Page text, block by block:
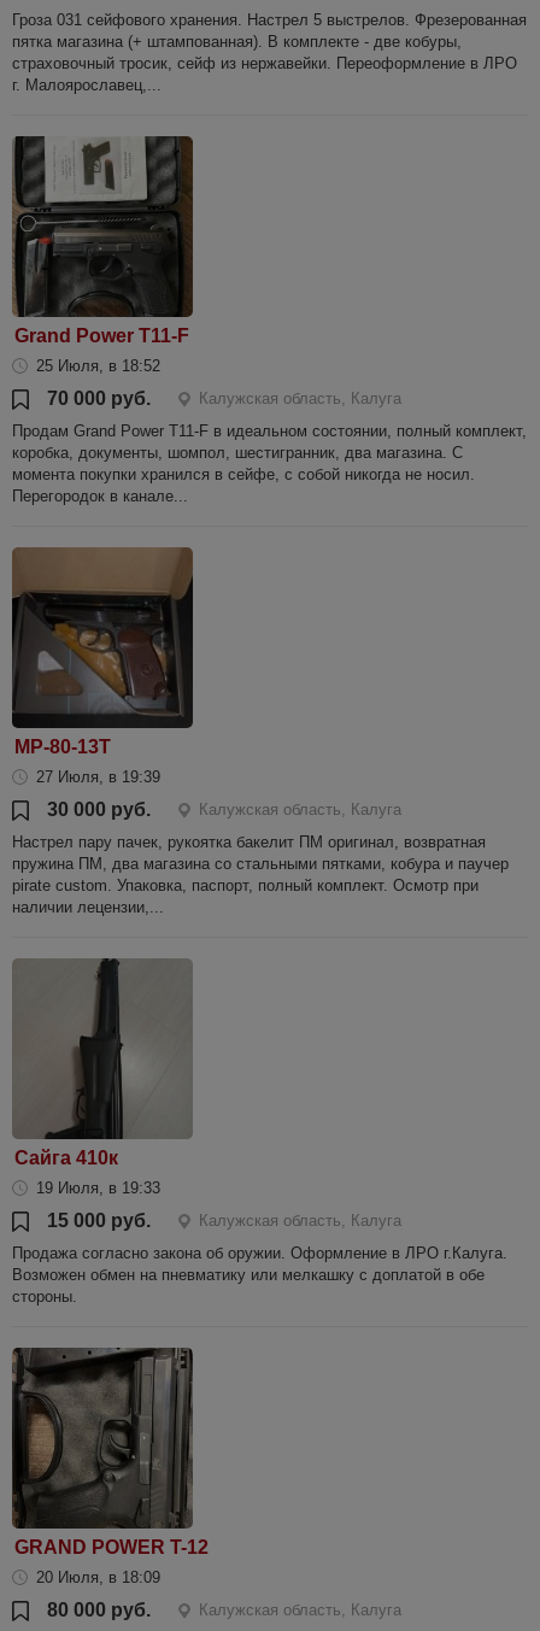
Гроза 031 сейфового хранения. Настрел 5 выстрелов. Фрезерованная
пятка магазина (+ штампованная). В комплекте - две кобуры,
страховочный тросик, сейф из нержавейки. Переоформление в ЛРО
г. Малоярославец,...
Grand Power T11-F
25 Июля, в 18:52
70 000 руб.
Калужская область, Калуга
Продам Grand Power T11-F в идеальном состоянии, полный комплект,
коробка, документы, шомпол, шестигранник, два магазина. С
момента покупки хранился в сейфе, с собой никогда не носил.
Перегородок в канале...
МР-80-13Т
27 Июля, в 19:39
30 000 руб.
Калужская область, Калуга
Настрел пару пачек, рукоятка бакелит ПМ оригинал, возвратная
пружина ПМ, два магазина со стальными пятками, кобура и паучер
pirate custom. Упаковка, паспорт, полный комплект. Осмотр при
наличии лецензии,...
Сайга 410к
19 Июля, в 19:33
15 000 руб.
Калужская область, Калуга
Продажа согласно закона об оружии. Оформление в ЛРО г.Калуга.
Возможен обмен на пневматику или мелкашку с доплатой в обе
стороны.
GRAND POWER T-12
20 Июля, в 18:09
80 000 руб.
Калужская область, Калуга